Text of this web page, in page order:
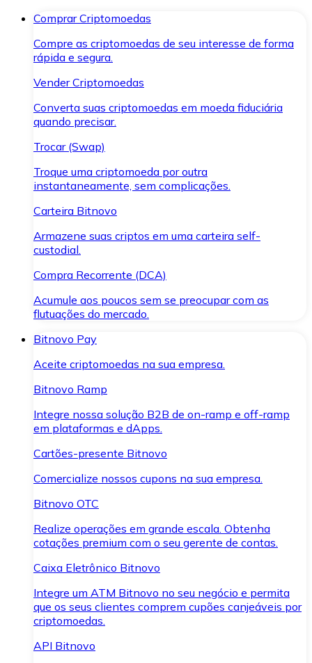
Comprar Criptomoedas
Compre as criptomoedas de seu interesse de forma
rápida e segura.
Vender Criptomoedas
Converta suas criptomoedas em moeda fiduciária
quando precisar.
Trocar (Swap)
Troque uma criptomoeda por outra
instantaneamente, sem complicações.
Carteira Bitnovo
Armazene suas criptos em uma carteira self-
custodial.
Compra Recorrente (DCA)
Acumule aos poucos sem se preocupar com as
flutuações do mercado.
Bitnovo Pay
Aceite criptomoedas na sua empresa.
Bitnovo Ramp
Integre nossa solução B2B de on-ramp e off-ramp
em plataformas e dApps.
Cartões-presente Bitnovo
Comercialize nossos cupons na sua empresa.
Bitnovo OTC
Realize operações em grande escala. Obtenha
cotações premium com o seu gerente de contas.
Caixa Eletrônico Bitnovo
Integre um ATM Bitnovo no seu negócio e permita
que os seus clientes comprem cupões canjeáveis por
criptomoedas.
API Bitnovo